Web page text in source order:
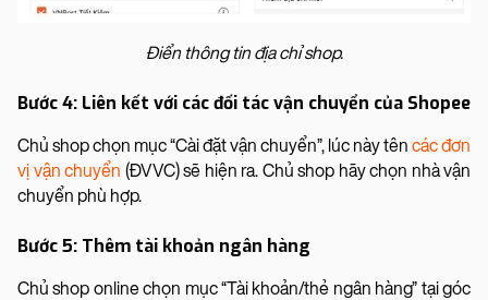
Điển thông tin địa chỉ shop.
Bước 4: Liên kết với các đối tác vận chuyển của Shopee
Chủ shop chọn mục “Cài đặt vận chuyển”, lúc này tên các đơn
vị vận chuyển (ĐVVC) sẽ hiện ra. Chủ shop hãy chọn nhà vận
chuyển phù hợp.
Bước 5: Thêm tài khoản ngân hàng
Chủ shop online chọn mục “Tài khoản/thẻ ngân hàng” tại góc